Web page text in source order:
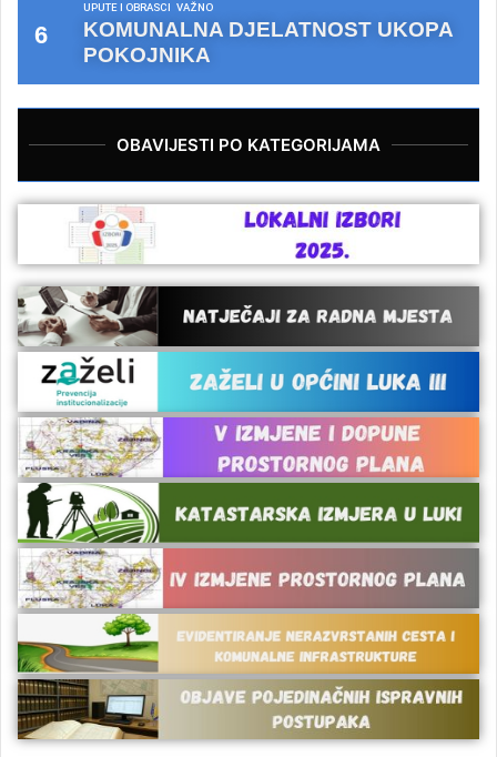
UPUTE I OBRASCI VAŽNO
KOMUNALNA DJELATNOST UKOPA
POKOJNIKA
OBAVIJESTI PO KATEGORIJAMA